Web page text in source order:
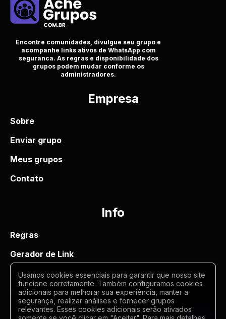
Encontre comunidades, divulgue seu grupo e
acompanhe links ativos de WhatsApp com
seguranca. As regras e disponibilidade dos
grupos podem mudar conforme os
administradores.
Empresa
Sobre
Enviar grupo
Meus grupos
Contato
Info
Regras
Gerador de Link
Termos de uso
Politica de privacidade
Usamos cookies essenciais para garantir que nosso site
funcione corretamente. Também configuramos cookies
adicionais para melhorar sua experiência, manter a
segurança, realizar análises e fornecer grupos
relevantes. Esses cookies adicionais serão ativados